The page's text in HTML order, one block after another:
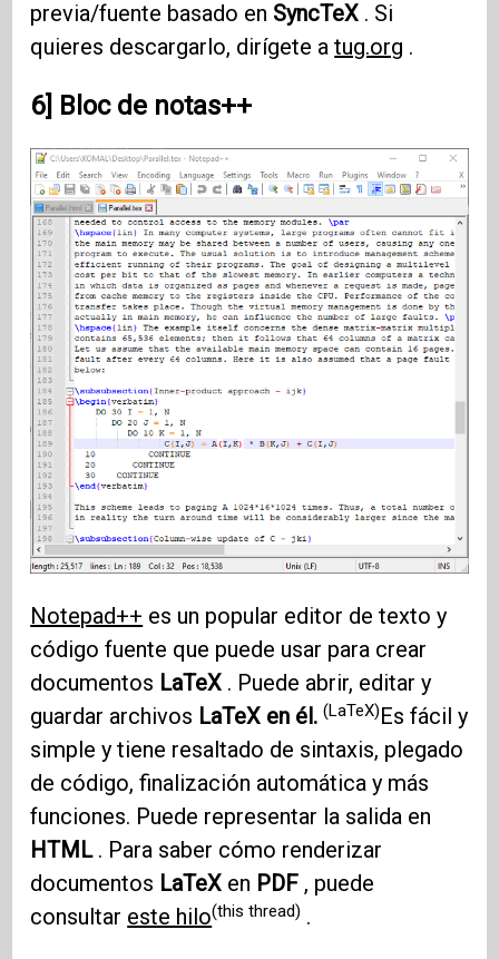
previa/fuente basado en SyncTeX . Si
quieres descargarlo, dirígete atug.org .
6] Bloc de notas++
Notepad++ es un popular editor de texto y
código fuente que puede usar para crear
documentos LaTeX . Puede abrir, editar y
guardar archivos LaTeX en él.(LaTeX)Es fácil y
simple y tiene resaltado de sintaxis, plegado
de código, finalización automática y más
funciones. Puede representar la salida en
HTML. Para saber cómo renderizar
documentos LaTeX en PDF , puede
consultar este hilo(this thread) .